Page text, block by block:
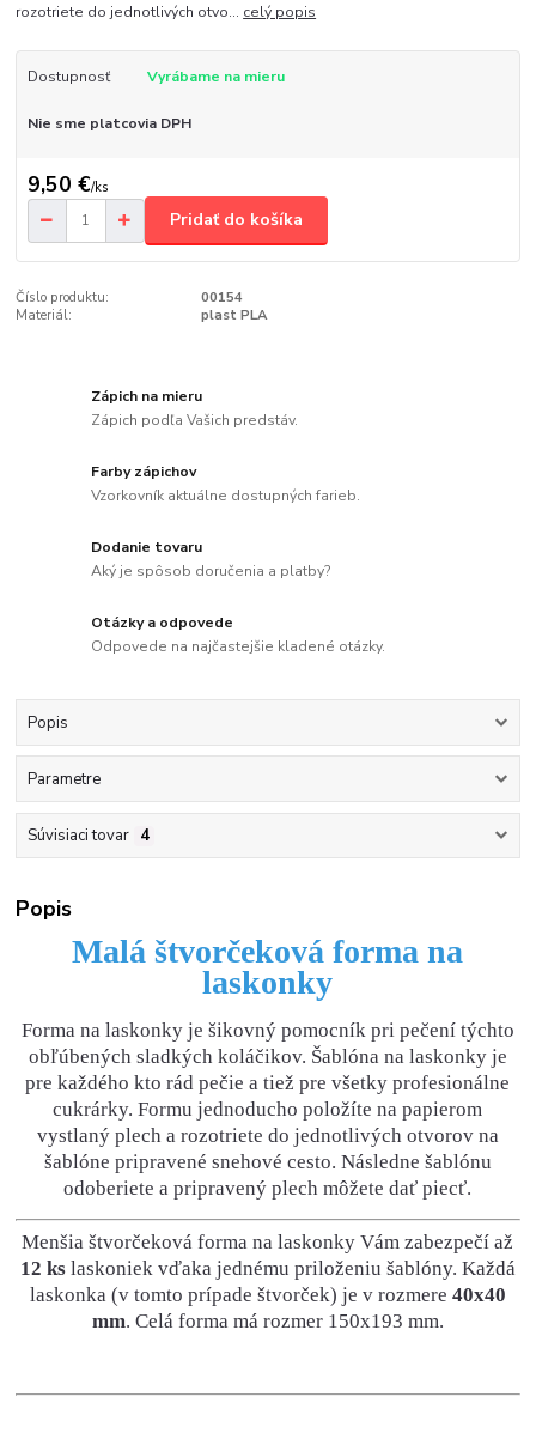
rozotriete do jednotlivých otvo... celý popis
Dostupnosť Vyrábame na mieru
Nie sme platcovia DPH
9,50 €/ks
Pridať do košíka
Číslo produktu:
00154
Materiál:
plast PLA
Zápich na mieru
Zápich podľa Vašich predstáv.
Farby zápichov
Vzorkovník aktuálne dostupných farieb.
Dodanie tovaru
Aký je spôsob doručenia a platby?
Otázky a odpovede
Odpovede na najčastejšie kladené otázky.
Popis
Parametre
Súvisiaci tovar 4
Popis
Malá štvorčeková forma na
laskonky
Forma na laskonky je šikovný pomocník pri pečení týchto
obľúbených sladkých koláčikov. Šablóna na laskonky je
pre každého kto rád pečie a tiež pre všetky profesionálne
cukrárky. Formu jednoducho položíte na papierom
vystlaný plech a rozotriete do jednotlivých otvorov na
šablóne pripravené snehové cesto. Následne šablónu
odoberiete a pripravený plech môžete dať piecť.
Menšia štvorčeková forma na laskonky Vám zabezpečí až
12 kslaskoniek vďaka jednému priloženiu šablóny. Každá
laskonka (v tomto prípade štvorček) je v rozmere 40x40
mm. Celá forma má rozmer 150x193 mm.